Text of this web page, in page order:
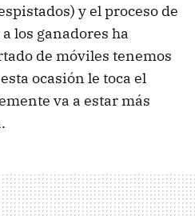
y el proceso de
los ganadores ha
de móviles tenemos
ocasión le toca el
va a estar más